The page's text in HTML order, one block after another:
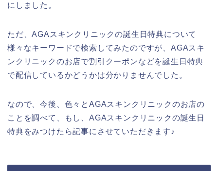
にしました。
ただ、AGAスキンクリニックの誕生日特典について
様々なキーワードで検索してみたのですが、AGAスキ
ンクリニックのお店で割引クーポンなどを誕生日特典
で配信しているかどうかは分かりませんでした。
なので、今後、色々とAGAスキンクリニックのお店の
ことを調べて、もし、AGAスキンクリニックの誕生日
特典をみつけたら記事にさせていただきます♪